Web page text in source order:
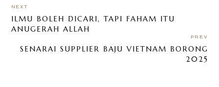
NEXT
ILMU BOLEH DICARI, TAPI FAHAM ITU
ANUGERAH ALLAH
PREV
SENARAI SUPPLIER BAJU VIETNAM BORONG
2025